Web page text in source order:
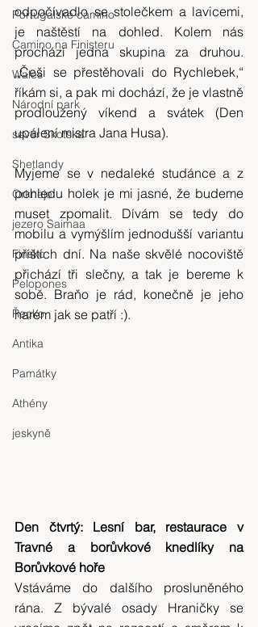
Portugalské camino
Camino na Finisteru
Wales
Národní park
sever Skotska
Shetlandy
Orkneje
jezero Saimaa
Finsko
Pelopones
Řecko
Antika
Památky
Athény
jeskyně
odpočívadlo se stolečkem a lavicemi,
je naštěstí na dohled. Kolem nás
prochází jedna skupina za druhou.
„Češi se přestěhovali do Rychlebek,“
říkám si, a pak mi dochází, že je vlastně
prodloužený víkend a svátek (Den
upálení mistra Jana Husa).
Myjeme se v nedaleké studánce a z
pohledu holek je mi jasné, že budeme
muset zpomalit. Dívám se tedy do
mobilu a vymýšlím jednodušší variantu
příštích dní. Na naše skvělé nocoviště
přichází tři slečny, a tak je bereme k
sobě. Braňo je rád, konečně je jeho
harém jak se patří :).
Den čtvrtý: Lesní bar, restaurace v
Travné a borůvkové knedlíky na
Borůvkové hoře
Vstáváme do dalšího prosluněného
rána. Z bývalé osady Hraničky se